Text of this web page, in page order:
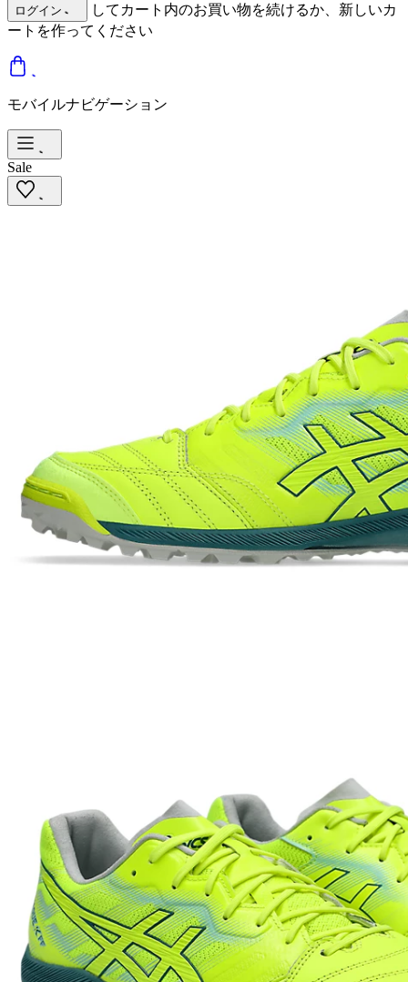
ログイン
してカート内のお買い物を続けるか、新しいカ
ートを作ってください
モバイルナビゲーション
Sale